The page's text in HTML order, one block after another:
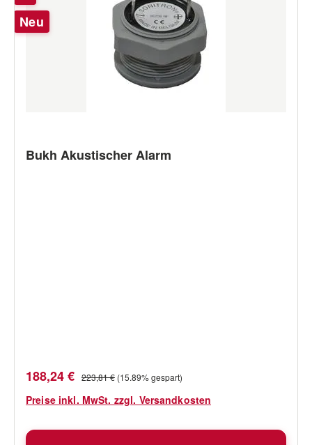
Neu
Bukh Akustischer Alarm
Verkaufspreis:
188,24 € Regulärer Preis:
223,81 € (15.89% gespart)
Preise inkl. MwSt. zzgl. Versandkosten